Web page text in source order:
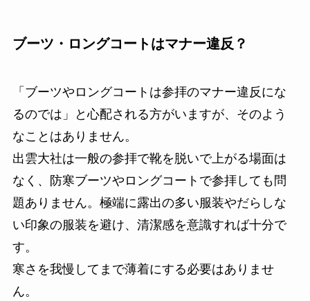
ブーツ・ロングコートはマナー違反？
「ブーツやロングコートは参拝のマナー違反にな
るのでは」と心配される方がいますが、そのよう
なことはありません。
出雲大社は一般の参拝で靴を脱いで上がる場面は
なく、防寒ブーツやロングコートで参拝しても問
題ありません。極端に露出の多い服装やだらしな
い印象の服装を避け、清潔感を意識すれば十分で
す。
寒さを我慢してまで薄着にする必要はありませ
ん。